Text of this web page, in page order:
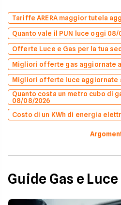
Tariffe ARERA maggior tutela
Quanto vale il PUN luce oggi 08/
Offerte Luce e Gas per la tua
Migliori offerte gas aggiornate
Migliori offerte luce aggiornate
Quanto costa un metro cubo di
08/08/2026
Costo di un KWh di energia
Guide Gas e Luce